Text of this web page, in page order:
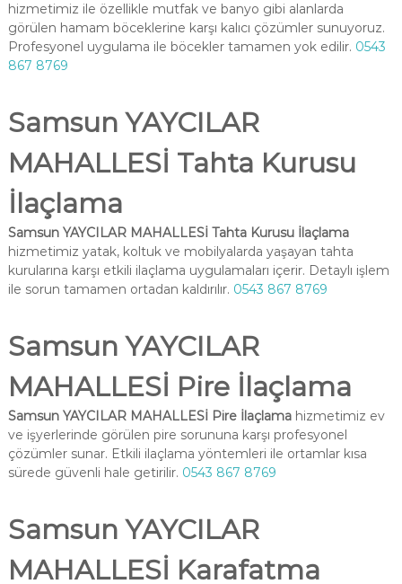
hizmetimiz ile özellikle mutfak ve banyo gibi alanlarda
görülen hamam böceklerine karşı kalıcı çözümler sunuyoruz.
Profesyonel uygulama ile böcekler tamamen yok edilir. 0543
867 8769
Samsun YAYCILAR
MAHALLESİ Tahta Kurusu
İlaçlama
Samsun YAYCILAR MAHALLESİ Tahta Kurusu İlaçlama
hizmetimiz yatak, koltuk ve mobilyalarda yaşayan tahta
kurularına karşı etkili ilaçlama uygulamaları içerir. Detaylı işlem
ile sorun tamamen ortadan kaldırılır. 0543 867 8769
Samsun YAYCILAR
MAHALLESİ Pire İlaçlama
Samsun YAYCILAR MAHALLESİ Pire İlaçlamahizmetimiz ev
ve işyerlerinde görülen pire sorununa karşı profesyonel
çözümler sunar. Etkili ilaçlama yöntemleri ile ortamlar kısa
sürede güvenli hale getirilir. 0543 867 8769
Samsun YAYCILAR
MAHALLESİ Karafatma